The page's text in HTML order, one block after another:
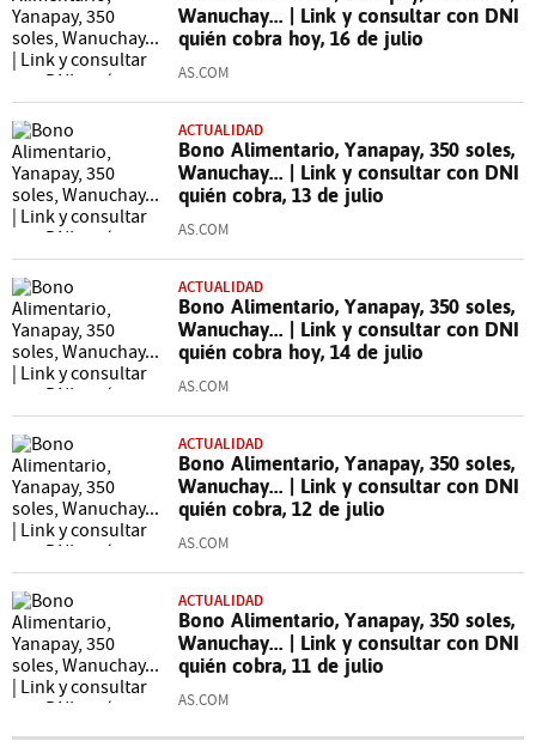
Wanuchay... | Link y consultar con DNI
quién cobra hoy, 16 de julio
AS.COM
ACTUALIDAD
Bono Alimentario, Yanapay, 350 soles,
Wanuchay... | Link y consultar con DNI
quién cobra, 13 de julio
AS.COM
ACTUALIDAD
Bono Alimentario, Yanapay, 350 soles,
Wanuchay... | Link y consultar con DNI
quién cobra hoy, 14 de julio
AS.COM
ACTUALIDAD
Bono Alimentario, Yanapay, 350 soles,
Wanuchay... | Link y consultar con DNI
quién cobra, 12 de julio
AS.COM
ACTUALIDAD
Bono Alimentario, Yanapay, 350 soles,
Wanuchay... | Link y consultar con DNI
quién cobra, 11 de julio
AS.COM